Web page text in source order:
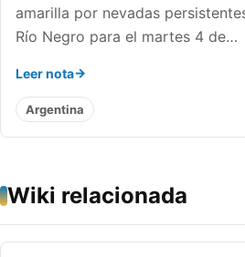
amarilla por nevadas
Río Negro para el martes 4 de…
Leer nota
Argentina
Wiki relacionada